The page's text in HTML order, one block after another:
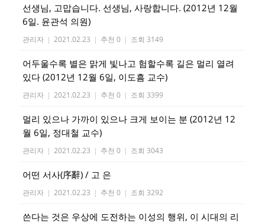
선생님, 고맙습니다. 선생님, 사랑합니다. (2012년 12월
6일. 윤관석 의원)
관리자 | 2021.02.23 | 추천 0 | 조회 3149
어두울수록 별은 맑게 빛나고 험할수록 길은 멀리 열려
있다 (2012년 12월 6일, 이도흠 교수)
관리자 | 2021.02.23 | 추천 0 | 조회 3399
멀리 있으나 가까이 있으나 크게 보이는 분 (2012년 12
월 6일, 정대철 교수)
관리자 | 2021.02.23 | 추천 0 | 조회 3043
어떤 서사(序辭) / 고 은
관리자 | 2021.02.23 | 추천 0 | 조회 3292
쓴다는 것은 우상에 도전하는 이성의 행위, 이 시대의 리